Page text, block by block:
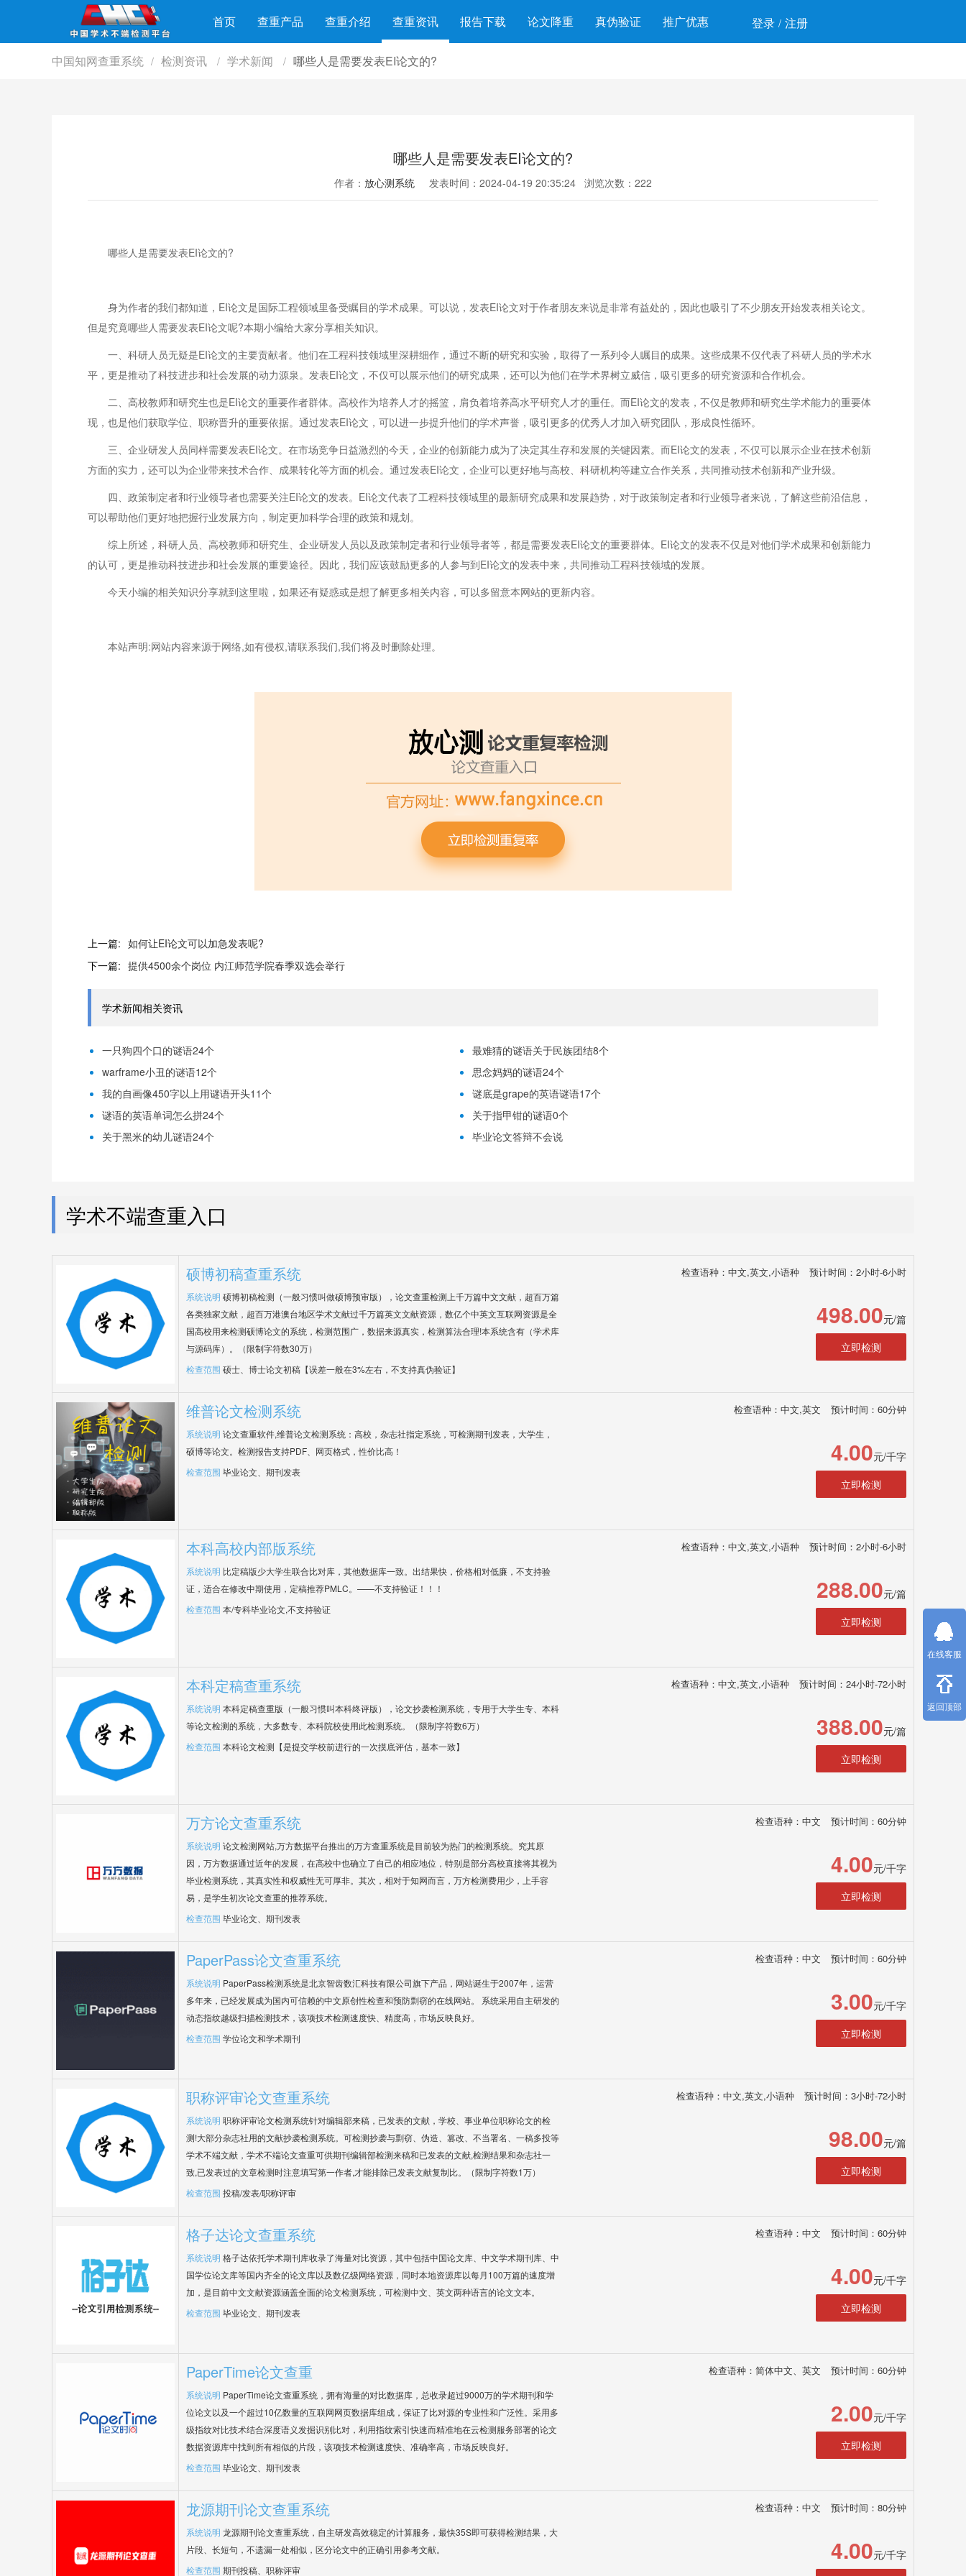
首页 查重产品 查重介绍 查重资讯 报告下载 论文降重 真伪验证 推广优惠 登录 / 注册
中国知网查重系统 / 检测资讯 / 学术新闻 / 哪些人是需要发表EI论文的?
哪些人是需要发表EI论文的?
作者： 放心测系统 发表时间：2024-04-19 20:35:24 浏览次数：222
哪些人是需要发表EI论文的?
身为作者的我们都知道，EI论文是国际工程领域里备受瞩目的学术成果。可以说，发表EI论文对于作者朋友来说是非常有益处的，因此也吸引了不少朋友开始发表相关论文。
但是究竟哪些人需要发表EI论文呢?本期小编给大家分享相关知识。
一、科研人员无疑是EI论文的主要贡献者。他们在工程科技领域里深耕细作，通过不断的研究和实验，取得了一系列令人瞩目的成果。这些成果不仅代表了科研人员的学术水
平，更是推动了科技进步和社会发展的动力源泉。发表EI论文，不仅可以展示他们的研究成果，还可以为他们在学术界树立威信，吸引更多的研究资源和合作机会。
二、高校教师和研究生也是EI论文的重要作者群体。高校作为培养人才的摇篮，肩负着培养高水平研究人才的重任。而EI论文的发表，不仅是教师和研究生学术能力的重要体
现，也是他们获取学位、职称晋升的重要依据。通过发表EI论文，可以进一步提升他们的学术声誉，吸引更多的优秀人才加入研究团队，形成良性循环。
三、企业研发人员同样需要发表EI论文。在市场竞争日益激烈的今天，企业的创新能力成为了决定其生存和发展的关键因素。而EI论文的发表，不仅可以展示企业在技术创新
方面的实力，还可以为企业带来技术合作、成果转化等方面的机会。通过发表EI论文，企业可以更好地与高校、科研机构等建立合作关系，共同推动技术创新和产业升级。
四、政策制定者和行业领导者也需要关注EI论文的发表。EI论文代表了工程科技领域里的最新研究成果和发展趋势，对于政策制定者和行业领导者来说，了解这些前沿信息，
可以帮助他们更好地把握行业发展方向，制定更加科学合理的政策和规划。
综上所述，科研人员、高校教师和研究生、企业研发人员以及政策制定者和行业领导者等，都是需要发表EI论文的重要群体。EI论文的发表不仅是对他们学术成果和创新能力
的认可，更是推动科技进步和社会发展的重要途径。因此，我们应该鼓励更多的人参与到EI论文的发表中来，共同推动工程科技领域的发展。
今天小编的相关知识分享就到这里啦，如果还有疑惑或是想了解更多相关内容，可以多留意本网站的更新内容。
本站声明:网站内容来源于网络,如有侵权,请联系我们,我们将及时删除处理。
上一篇: 如何让EI论文可以加急发表呢?
下一篇: 提供4500余个岗位 内江师范学院春季双选会举行
学术新闻相关资讯
一只狗四个口的谜语24个
最难猜的谜语关于民族团结8个
warframe小丑的谜语12个
思念妈妈的谜语24个
我的自画像450字以上用谜语开头11个
谜底是grape的英语谜语17个
谜语的英语单词怎么拼24个
关于指甲钳的谜语0个
关于黑米的幼儿谜语24个
毕业论文答辩不会说
学术不端查重入口
硕博初稿查重系统 检查语种：中文,英文,小语种 预计时间：2小时-6小时
系统说明 硕博初稿检测（一般习惯叫做硕博预审版），论文查重检测上千万篇中文文献，超百万篇
各类独家文献，超百万港澳台地区学术文献过千万篇英文文献资源，数亿个中英文互联网资源是全
国高校用来检测硕博论文的系统，检测范围广，数据来源真实，检测算法合理!本系统含有（学术库
与源码库）。（限制字符数30万）
检查范围 硕士、博士论文初稿【误差一般在3%左右，不支持真伪验证】
498.00元/篇
立即检测
维普论文检测系统 检查语种：中文,英文 预计时间：60分钟
系统说明 论文查重软件,维普论文检测系统：高校，杂志社指定系统，可检测期刊发表，大学生，
硕博等论文。检测报告支持PDF、网页格式，性价比高！
检查范围 毕业论文、期刊发表
4.00元/千字
立即检测
本科高校内部版系统 检查语种：中文,英文,小语种 预计时间：2小时-6小时
系统说明 比定稿版少大学生联合比对库，其他数据库一致。出结果快，价格相对低廉，不支持验
证，适合在修改中期使用，定稿推荐PMLC。——不支持验证！！！
检查范围 本/专科毕业论文,不支持验证
288.00元/篇
立即检测
本科定稿查重系统 检查语种：中文,英文,小语种 预计时间：24小时-72小时
系统说明 本科定稿查重版（一般习惯叫本科终评版），论文抄袭检测系统，专用于大学生专、本科
等论文检测的系统，大多数专、本科院校使用此检测系统。（限制字符数6万）
检查范围 本科论文检测【是提交学校前进行的一次摸底评估，基本一致】
388.00元/篇
立即检测
万方论文查重系统 检查语种：中文 预计时间：60分钟
系统说明 论文检测网站,万方数据平台推出的万方查重系统是目前较为热门的检测系统。究其原
因，万方数据通过近年的发展，在高校中也确立了自己的相应地位，特别是部分高校直接将其视为
毕业检测系统，其真实性和权威性无可厚非。其次，相对于知网而言，万方检测费用少，上手容
易，是学生初次论文查重的推荐系统。
检查范围 毕业论文、期刊发表
4.00元/千字
立即检测
PaperPass论文查重系统 检查语种：中文 预计时间：60分钟
系统说明 PaperPass检测系统是北京智齿数汇科技有限公司旗下产品，网站诞生于2007年，运营
多年来，已经发展成为国内可信赖的中文原创性检查和预防剽窃的在线网站。 系统采用自主研发的
动态指纹越级扫描检测技术，该项技术检测速度快、精度高，市场反映良好。
检查范围 学位论文和学术期刊
3.00元/千字
立即检测
职称评审论文查重系统 检查语种：中文,英文,小语种 预计时间：3小时-72小时
系统说明 职称评审论文检测系统针对编辑部来稿，已发表的文献，学校、事业单位职称论文的检
测!大部分杂志社用的文献抄袭检测系统。可检测抄袭与剽窃、伪造、篡改、不当署名、一稿多投等
学术不端文献，学术不端论文查重可供期刊编辑部检测来稿和已发表的文献,检测结果和杂志社一
致,已发表过的文章检测时注意填写第一作者,才能排除已发表文献复制比。（限制字符数1万）
检查范围 投稿/发表/职称评审
98.00元/篇
立即检测
格子达论文查重系统 检查语种：中文 预计时间：60分钟
系统说明 格子达依托学术期刊库收录了海量对比资源，其中包括中国论文库、中文学术期刊库、中
国学位论文库等国内齐全的论文库以及数亿级网络资源，同时本地资源库以每月100万篇的速度增
加，是目前中文文献资源涵盖全面的论文检测系统，可检测中文、英文两种语言的论文文本。
检查范围 毕业论文、期刊发表
4.00元/千字
立即检测
PaperTime论文查重 检查语种：简体中文、英文 预计时间：60分钟
系统说明 PaperTime论文查重系统，拥有海量的对比数据库，总收录超过9000万的学术期刊和学
位论文以及一个超过10亿数量的互联网网页数据库组成，保证了比对源的专业性和广泛性。采用多
级指纹对比技术结合深度语义发掘识别比对，利用指纹索引快速而精准地在云检测服务部署的论文
数据资源库中找到所有相似的片段，该项技术检测速度快、准确率高，市场反映良好。
检查范围 毕业论文、期刊发表
2.00元/千字
立即检测
龙源期刊论文查重系统 检查语种：中文 预计时间：80分钟
系统说明 龙源期刊论文查重系统，自主研发高效稳定的计算服务，最快35S即可获得检测结果，大
片段、长短句，不遗漏一处相似，区分论文中的正确引用参考文献。
检查范围 期刊投稿、职称评审
4.00元/千字
在线客服
返回顶部